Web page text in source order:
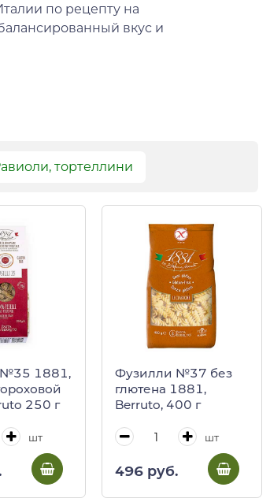
по рецепту на
вкус и
тортеллини
1881,
250 г
шт
Фузилли №37 без
глютена 1881,
Berruto, 400 г
шт
496 руб.